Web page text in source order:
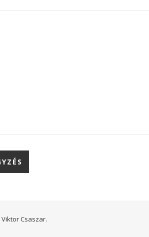
Viktor Csaszar.